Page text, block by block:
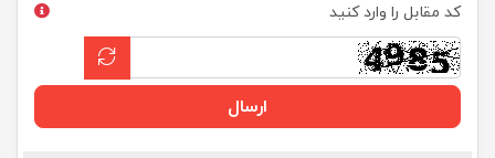
کد مقابل را وارد کنید
ارسال